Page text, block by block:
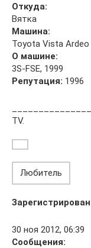
Откуда:
Вятка
Машина:
Toyota Vista Ardeo
О машине:
3S-FSE, 1999
Репутация: 1996
TV.
Любитель
30 ноя 2012, 06:39
Сообщения: